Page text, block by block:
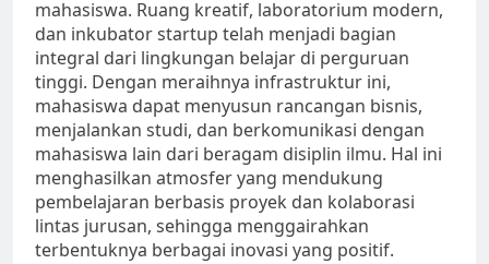
mahasiswa. Ruang kreatif, laboratorium modern,
dan inkubator startup telah menjadi bagian
integral dari lingkungan belajar di perguruan
tinggi. Dengan meraihnya infrastruktur ini,
mahasiswa dapat menyusun rancangan bisnis,
menjalankan studi, dan berkomunikasi dengan
mahasiswa lain dari beragam disiplin ilmu. Hal ini
menghasilkan atmosfer yang mendukung
pembelajaran berbasis proyek dan kolaborasi
lintas jurusan, sehingga menggairahkan
terbentuknya berbagai inovasi yang positif.